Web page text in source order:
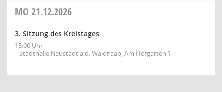
MO 21.12.2026
3. Sitzung des Kreistages
15:00 Uhr
Stadthalle Neustadt a.d. Waldnaab, Am Hofgarten 1